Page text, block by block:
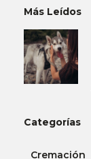
Más Leídos
Categorías
Cremación